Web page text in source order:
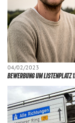
04/02/2023
BEWERBUNG UM LISTENPLATZ